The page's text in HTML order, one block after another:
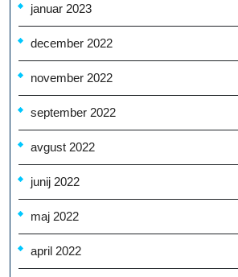
januar 2023
december 2022
november 2022
september 2022
avgust 2022
junij 2022
maj 2022
april 2022